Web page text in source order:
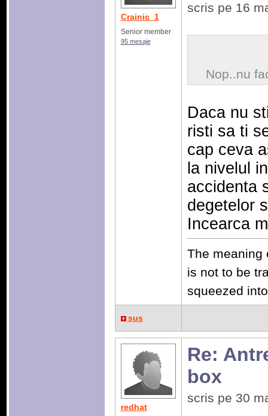
Crainic_1
Senior member
95 mesaje
scris pe 16
Nop..nu
Daca nu
risti sa ti
cap ceva
la nivelul
accidenta
degetelor
Incearca
The meaning
is not to be
squeezed
sus
redhat
Re:
box
scris pe 30